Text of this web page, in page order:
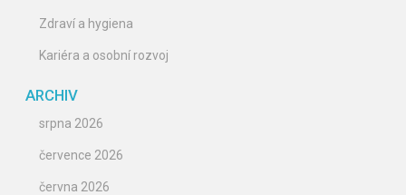
Zdraví a hygiena
Kariéra a osobní rozvoj
ARCHIV
srpna 2026
července 2026
června 2026